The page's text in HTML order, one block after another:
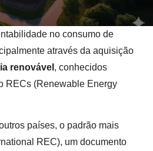
no consumo de
através da aquisição
renovável , conhecidos
RECs (Renewable Energy
países, o padrão mais
REC), um documento